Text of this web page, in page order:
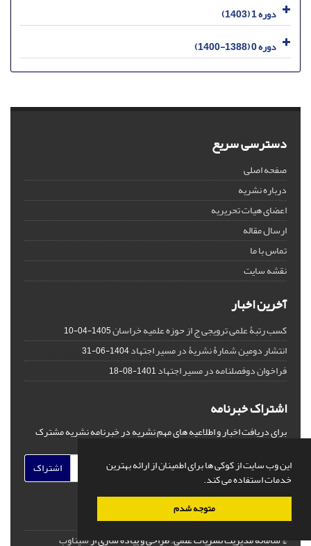
این وب سایت از کوکی ها برای اطمینان از ارائه بهترین
خدمات استفاده می کند.
متوجه شدم
دوره 1 (1403)
دوره 0 (1388-1400)
دسترسی سریع
صفحه اصلی
درباره نشریه
اعضای هیات تحریریه
ارسال مقاله
تماس با ما
نقشه سایت
آخرین اخبار
کسب رتبۀ علمی ترویجی ج از حوزه علمیه خراسان1405-04-10
انتشار دومین شمارۀ نشریۀ در مسیر اجتهاد1404-06-31
فراخوان دوفصلنامه در مسیر اجتهاد1401-08-18
اشتراک خبرنامه
برای دریافت اخبار و اطلاعیه های مهم نشریه در خبرنامه نشریه مشترک
اشتراک
© سامانه مدیریت نشریات علمی.طراحی و پیاده سازی ازسیناوب